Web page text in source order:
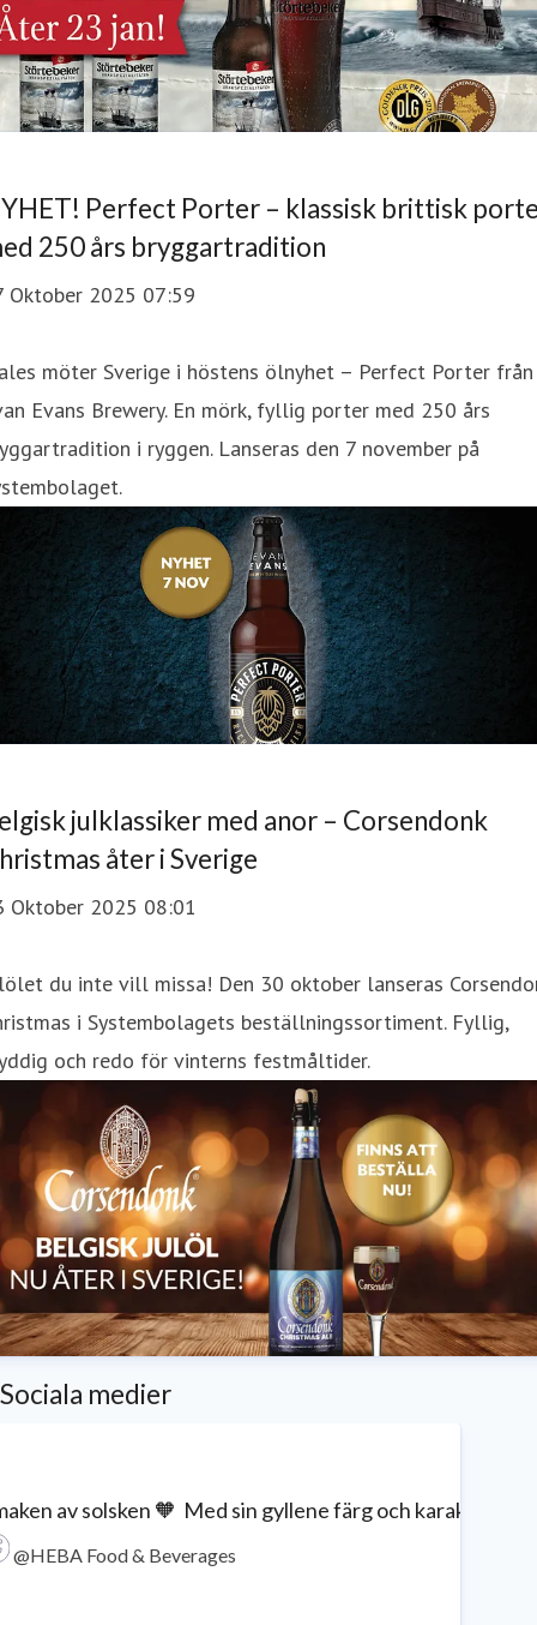
Perfect Porter – klassisk brittisk
250 års bryggartradition
Oktober 2025 07:59
möter Sverige i höstens ölnyhet – Perfect Porter från
Evans Brewery. En mörk, fyllig porter med 250 års
i ryggen. Lanseras den 7 november på
julklassiker med anor – Corsendonk
åter i Sverige
Oktober 2025 08:01
du inte vill missa! Den 30 oktober lanseras
i Systembolagets beställningssortiment. Fyllig,
och redo för vinterns festmåltider.
Sociala medier
av solsken 🧡⁠ ⁠ Med sin gyllene färg och
@HEBA Food & Beverages